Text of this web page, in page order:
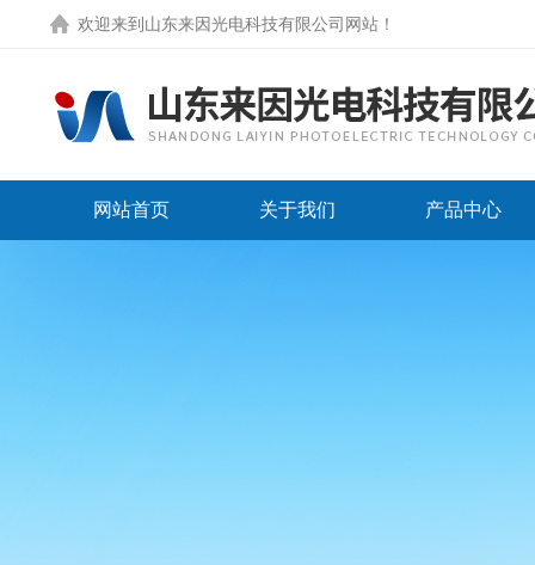
欢迎来到 山东来因光电科技有限公司网站 ！
网站首页 关于我们 产品中心